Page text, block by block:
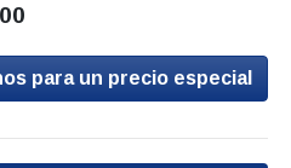
para un precio especial